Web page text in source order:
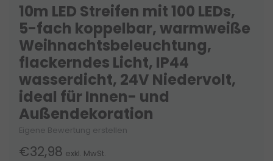
10m LED Streifen mit 100 LEDs,
5-fach koppelbar, warmweiße
Weihnachtsbeleuchtung,
flackerndes Licht, IP44
wasserdicht, 24V Niedervolt,
ideal für Innen- und
Außendekoration
Eigene Bewertung erstellen
€32,98 exkl. MwSt.